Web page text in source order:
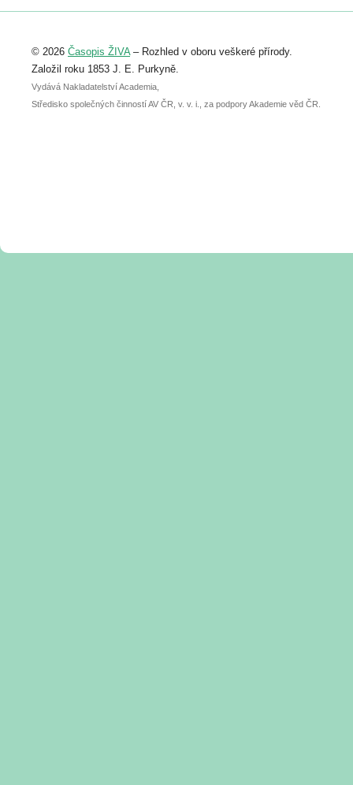
Registrovat se můžete do 6. září.
abstraktu přihlášené přednášky nebo
posteru je už 30. června.
© 2026 Časopis ŽIVA– Rozhled v oboru veškeré přírody.
Založil roku 1853 J. E. Purkyně.
Vydává Nakladatelství Academia,
Středisko společných činností AV ČR, v. v. i., za podpory Akademie věd ČR.